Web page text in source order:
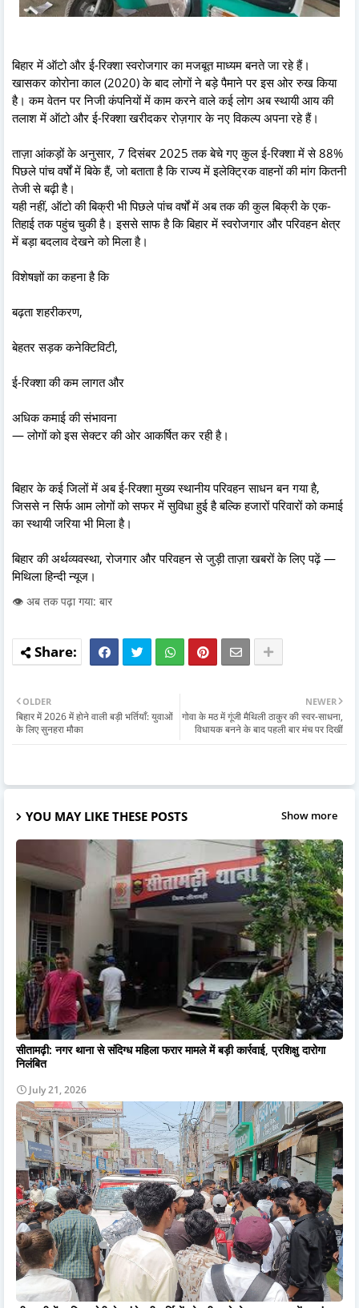
बिहार में ऑटो और ई-रिक्शा स्वरोजगार का मजबूत माध्यम बनते जा रहे हैं।
खासकर कोरोना काल (2020) के बाद लोगों ने बड़े पैमाने पर इस ओर रुख किया
है। कम वेतन पर निजी कंपनियों में काम करने वाले कई लोग अब स्थायी आय की
तलाश में ऑटो और ई-रिक्शा खरीदकर रोज़गार के नए विकल्प अपना रहे हैं।
ताज़ा आंकड़ों के अनुसार, 7 दिसंबर 2025 तक बेचे गए कुल ई-रिक्शा में से 88%
पिछले पांच वर्षों में बिके हैं, जो बताता है कि राज्य में इलेक्ट्रिक वाहनों की मांग कितनी
तेजी से बढ़ी है।
यही नहीं, ऑटो की बिक्री भी पिछले पांच वर्षों में अब तक की कुल बिक्री के एक-
तिहाई तक पहुंच चुकी है। इससे साफ है कि बिहार में स्वरोजगार और परिवहन क्षेत्र
में बड़ा बदलाव देखने को मिला है।
विशेषज्ञों का कहना है कि
बढ़ता शहरीकरण,
बेहतर सड़क कनेक्टिविटी,
ई-रिक्शा की कम लागत और
अधिक कमाई की संभावना
— लोगों को इस सेक्टर की ओर आकर्षित कर रही है।
बिहार के कई जिलों में अब ई-रिक्शा मुख्य स्थानीय परिवहन साधन बन गया है,
जिससे न सिर्फ आम लोगों को सफर में सुविधा हुई है बल्कि हजारों परिवारों को कमाई
का स्थायी जरिया भी मिला है।
बिहार की अर्थव्यवस्था, रोजगार और परिवहन से जुड़ी ताज़ा खबरों के लिए पढ़ें —
मिथिला हिन्दी न्यूज।
👁️ अब तक पढ़ा गया: बार
NEWER
गोवा के मठ में गूंजी मैथिली ठाकुर की स्वर-साधना,
विधायक बनने के बाद पहली बार मंच पर दिखीं
OLDER
बिहार में 2026 में होने वाली बड़ी भर्तियाँ: युवाओं
के लिए सुनहरा मौका
YOU MAY LIKE THESE POSTS Show more
सीतामढ़ी: नगर थाना से संदिग्ध महिला फरार मामले में बड़ी कार्रवाई, प्रशिक्षु दारोगा
निलंबित
July 21, 2026